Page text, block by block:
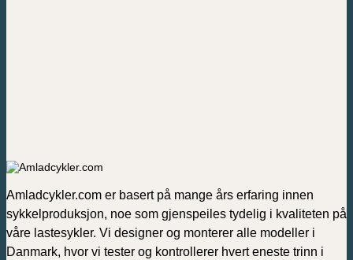
Amladcykler.com er basert på mange års erfaring innen
sykkelproduksjon, noe som gjenspeiles tydelig i kvaliteten på
våre lastesykler. Vi designer og monterer alle modeller i
Danmark, hvor vi tester og kontrollerer hvert eneste trinn i